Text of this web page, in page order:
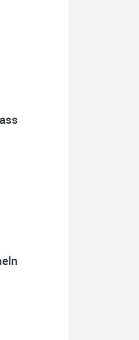
top.